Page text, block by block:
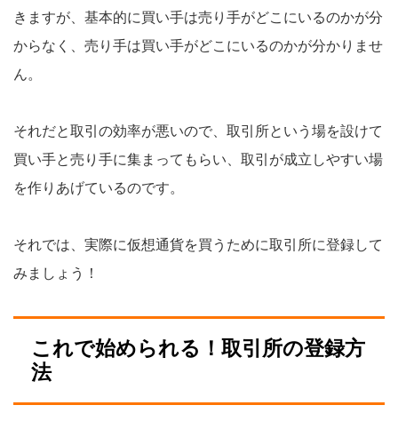
きますが、基本的に買い手は売り手がどこにいるのかが分
からなく、売り手は買い手がどこにいるのかが分かりませ
ん。
それだと取引の効率が悪いので、取引所という場を設けて
買い手と売り手に集まってもらい、取引が成立しやすい場
を作りあげているのです。
それでは、実際に仮想通貨を買うために取引所に登録して
みましょう！
これで始められる！取引所の登録方
法